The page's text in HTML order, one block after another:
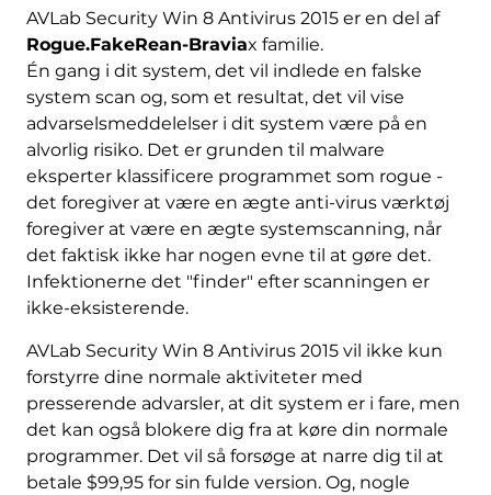
AVLab Security Win 8 Antivirus 2015 er en del af
Rogue.FakeRean-Braviax familie.
Én gang i dit system, det vil indlede en falske
system scan og, som et resultat, det vil vise
advarselsmeddelelser i dit system være på en
alvorlig risiko. Det er grunden til malware
eksperter klassificere programmet som rogue -
det foregiver at være en ægte anti-virus værktøj
foregiver at være en ægte systemscanning, når
det faktisk ikke har nogen evne til at gøre det.
Infektionerne det "finder" efter scanningen er
ikke-eksisterende.
AVLab Security Win 8 Antivirus 2015 vil ikke kun
forstyrre dine normale aktiviteter med
presserende advarsler, at dit system er i fare, men
det kan også blokere dig fra at køre din normale
programmer. Det vil så forsøge at narre dig til at
betale $99,95 for sin fulde version. Og, nogle